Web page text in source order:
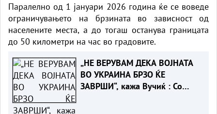
Паралелно од 1 јануари 2026 година ќе се воведе
ограничувањето на брзината во зависност од
населените места, а до тогаш останува границата
до 50 километри на час во градовите.
„НЕ ВЕРУВАМ ДЕКА ВОЈНАТА
ВО УКРАИНА БРЗО ЌЕ
ЗАВРШИ“, кажа Вучиќ : Со